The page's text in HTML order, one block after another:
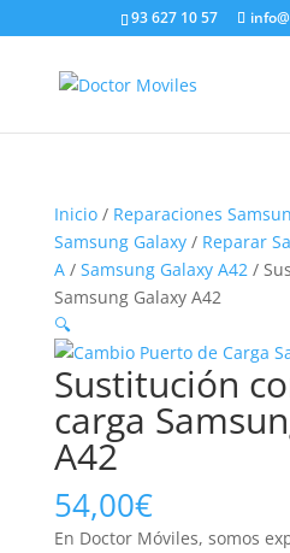
93 627 10 57
Inicio/ Reparaciones
Samsung Galaxy/ Reparar
A/ Samsung Galaxy A42/
Samsung Galaxy A42
🔍
Sustitución
carga
A42
54,00€
En Doctor Móviles, somos